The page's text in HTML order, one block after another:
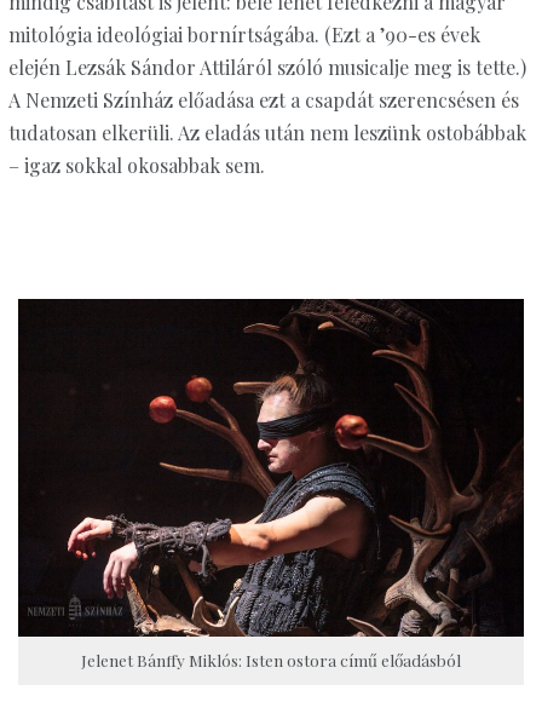
mitológia ideológiai bornírtságába. (Ezt a ’90-es évek
elején Lezsák Sándor Attiláról szóló musicalje meg is tette.)
A Nemzeti Színház előadása ezt a csapdát szerencsésen és
tudatosan elkerüli. Az eladás után nem leszünk ostobábbak
– igaz sokkal okosabbak sem.
Jelenet Bánffy Miklós: Isten ostora című előadásból